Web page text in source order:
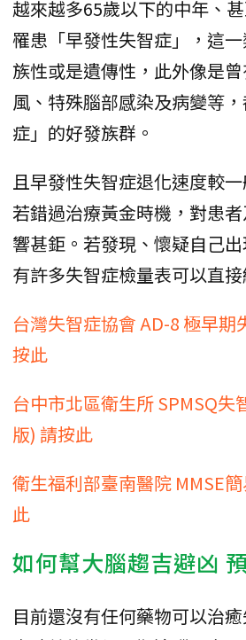
越來越多65歲以下的中年、
罹患「早發性失智症」，這
族性或是遺傳性，此外像是
風、特殊腦部感染及病變等
症」的好發族群。
且早發性失智症退化速度較一
若錯過治療黃金時機，對患
響甚鉅。若發現、懷疑自己
有許多失智症檢量表可以直接
台灣失智症協會 AD-8 極早期
按此
台中市北區衛生所 SPMSQ失
版) 請按此
衛生福利部臺南醫院 MMSE
此
如何幫大腦趨吉避凶
目前還沒有任何藥物可以治